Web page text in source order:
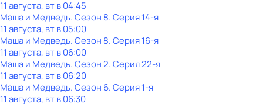
11 августа, вт в 04:45
Маша и Медведь. Сезон 8. Серия 14-я
11 августа, вт в 05:00
Маша и Медведь. Сезон 8. Серия 16-я
11 августа, вт в 06:00
Маша и Медведь. Сезон 2. Серия 22-я
11 августа, вт в 06:20
Маша и Медведь. Сезон 6. Серия 1-я
11 августа, вт в 06:30